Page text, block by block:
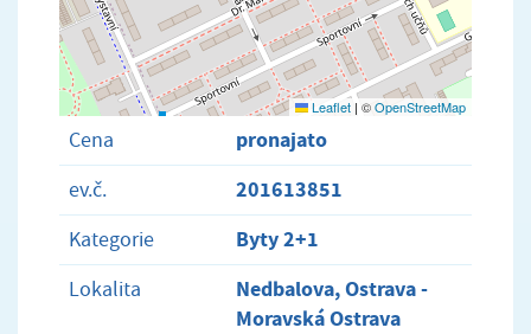
Leaflet | ©OpenStreetMap
Cena pronajato
ev.č. 201613851
Kategorie Byty 2+1
Lokalita
Nedbalova, Ostrava -
Moravská Ostrava